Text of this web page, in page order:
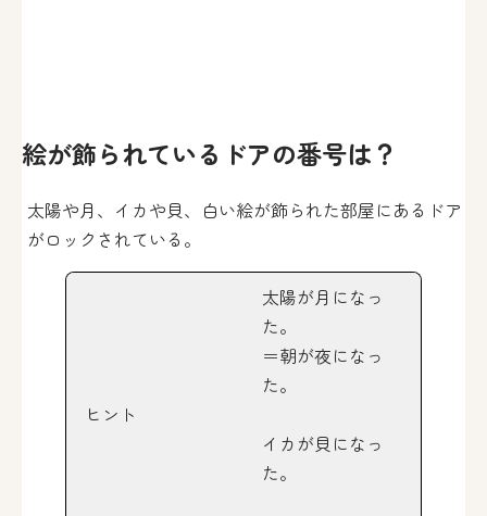
絵が飾られているドアの番号は？
太陽や月、イカや貝、白い絵が飾られた部屋にあるドア
がロックされている。
ヒント
太陽が月になっ
た。
＝朝が夜になっ
た。
イカが貝になっ
た。